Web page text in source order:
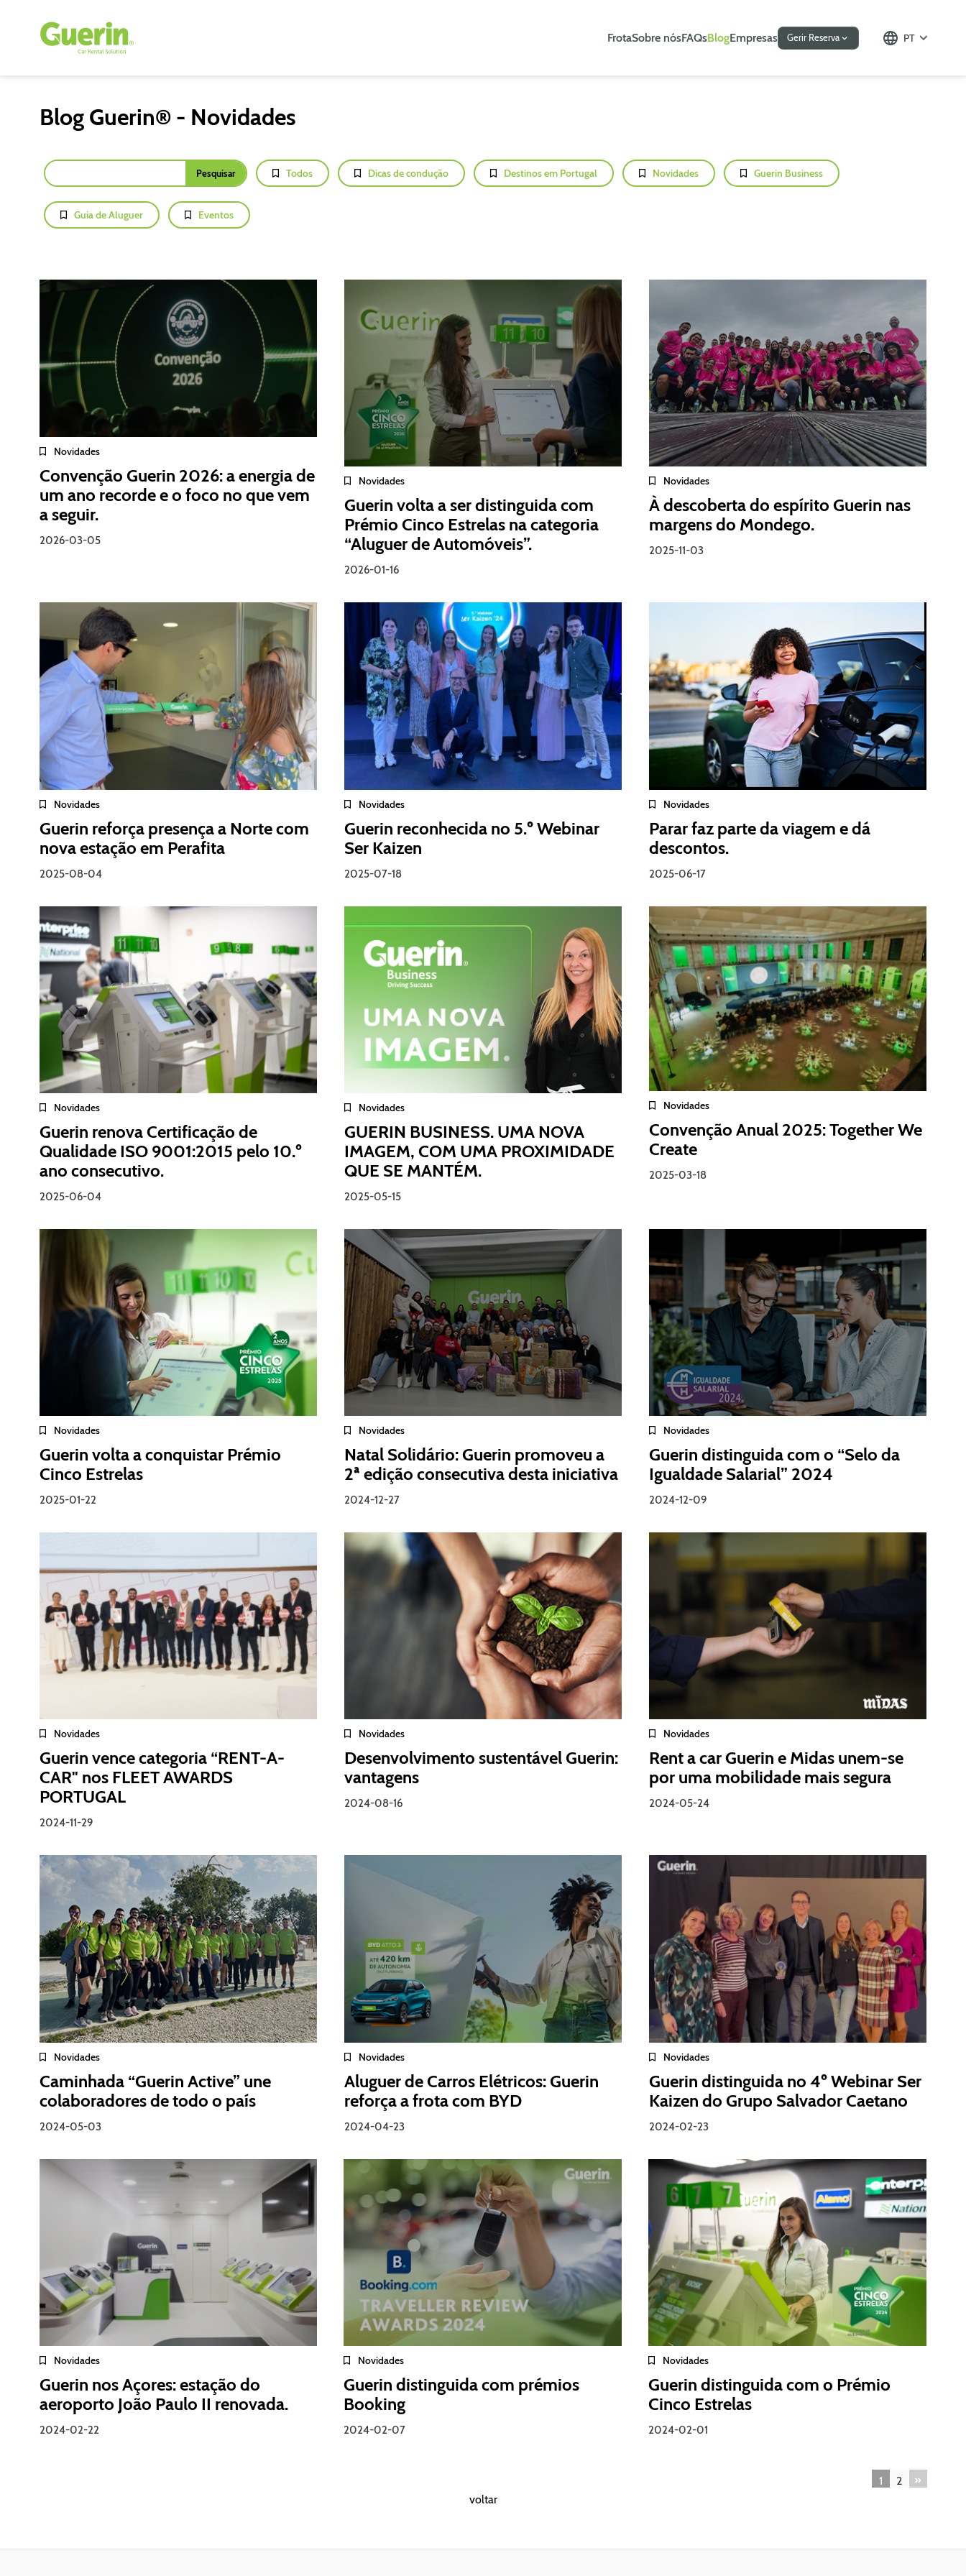
FrotaSobre nósFAQsBlogEmpresas Gerir Reserva PT
Blog Guerin® - Novidades
Todos Dicas de condução Destinos em Portugal Novidades Guerin Business
Guia de Aluguer Eventos
Novidades
Convenção Guerin 2026: a energia de
um ano recorde e o foco no que vem
a seguir.
2026-03-05
Novidades
Guerin volta a ser distinguida com
Prémio Cinco Estrelas na categoria
“Aluguer de Automóveis”.
2026-01-16
Novidades
À descoberta do espírito Guerin nas
margens do Mondego.
2025-11-03
Novidades
Guerin reforça presença a Norte com
nova estação em Perafita
2025-08-04
Novidades
Guerin reconhecida no 5.º Webinar
Ser Kaizen
2025-07-18
Novidades
Parar faz parte da viagem e dá
descontos.
2025-06-17
Novidades
Guerin renova Certificação de
Qualidade ISO 9001:2015 pelo 10.º
ano consecutivo.
2025-06-04
Novidades
GUERIN BUSINESS. UMA NOVA
IMAGEM, COM UMA PROXIMIDADE
QUE SE MANTÉM.
2025-05-15
Novidades
Convenção Anual 2025: Together We
Create
2025-03-18
Novidades
Guerin volta a conquistar Prémio
Cinco Estrelas
2025-01-22
Novidades
Natal Solidário: Guerin promoveu a
2ª edição consecutiva desta iniciativa
2024-12-27
Novidades
Guerin distinguida com o “Selo da
Igualdade Salarial” 2024
2024-12-09
Novidades
Guerin vence categoria “RENT-A-
CAR" nos FLEET AWARDS
PORTUGAL
2024-11-29
Novidades
Desenvolvimento sustentável Guerin:
vantagens
2024-08-16
Novidades
Rent a car Guerin e Midas unem-se
por uma mobilidade mais segura
2024-05-24
Novidades
Caminhada “Guerin Active” une
colaboradores de todo o país
2024-05-03
Novidades
Aluguer de Carros Elétricos: Guerin
reforça a frota com BYD
2024-04-23
Novidades
Guerin distinguida no 4º Webinar Ser
Kaizen do Grupo Salvador Caetano
2024-02-23
Novidades
Guerin nos Açores: estação do
aeroporto João Paulo II renovada.
2024-02-22
Novidades
Guerin distinguida com prémios
Booking
2024-02-07
Novidades
Guerin distinguida com o Prémio
Cinco Estrelas
2024-02-01
1 2
»
voltar